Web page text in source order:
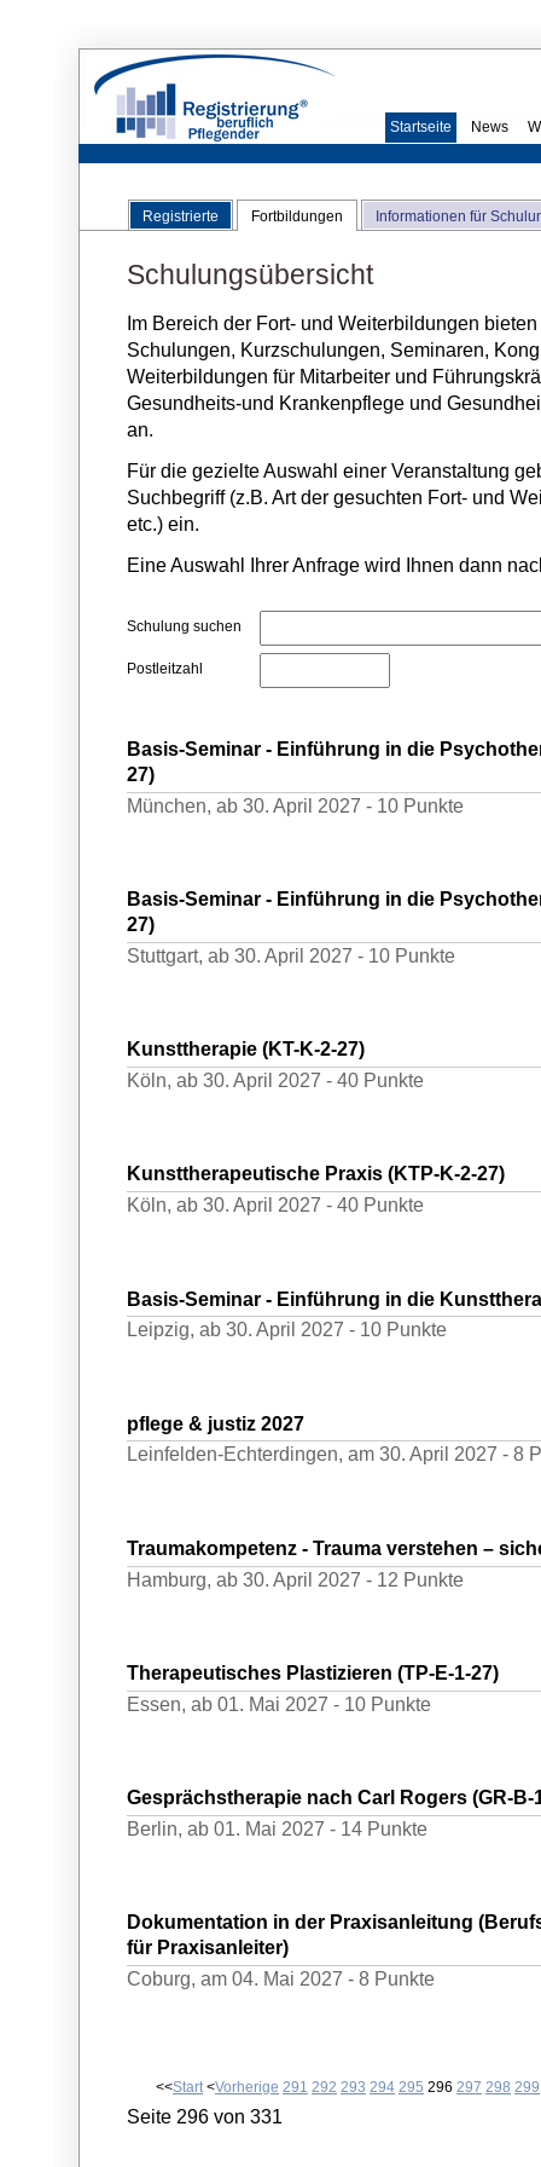
Startseite News
Registrierte Fortbildungen Informationen für
Schulungsübersicht
Im Bereich der Fort- und Weiterbildungen
Schulungen, Kurzschulungen, Seminaren,
Weiterbildungen für Mitarbeiter und
Gesundheits-und Krankenpflege und
an.
Für die gezielte Auswahl einer Veranstaltung
Suchbegriff (z.B. Art der gesuchten Fort- und
etc.) ein.
Eine Auswahl Ihrer Anfrage wird Ihnen dann
Schulung suchen
Postleitzahl
Basis-Seminar - Einführung in die
27)
München, ab 30. April 2027 - 10 Punkte
Basis-Seminar - Einführung in die
27)
Stuttgart, ab 30. April 2027 - 10 Punkte
Kunsttherapie (KT-K-2-27)
Köln, ab 30. April 2027 - 40 Punkte
Kunsttherapeutische Praxis (KTP-K-2-27)
Köln, ab 30. April 2027 - 40 Punkte
Basis-Seminar - Einführung in die
Leipzig, ab 30. April 2027 - 10 Punkte
pflege & justiz 2027
Leinfelden-Echterdingen, am 30. April 2027 - 8
Traumakompetenz - Trauma verstehen –
Hamburg, ab 30. April 2027 - 12 Punkte
Therapeutisches Plastizieren (TP-E-1-27)
Essen, ab 01. Mai 2027 - 10 Punkte
Gesprächstherapie nach Carl Rogers (GR-B-
Berlin, ab 01. Mai 2027 - 14 Punkte
Dokumentation in der Praxisanleitung
für Praxisanleiter)
Coburg, am 04. Mai 2027 - 8 Punkte
<<Start <Vorherige 291 292 293 294 295 296 297 298 299
Seite 296 von 331